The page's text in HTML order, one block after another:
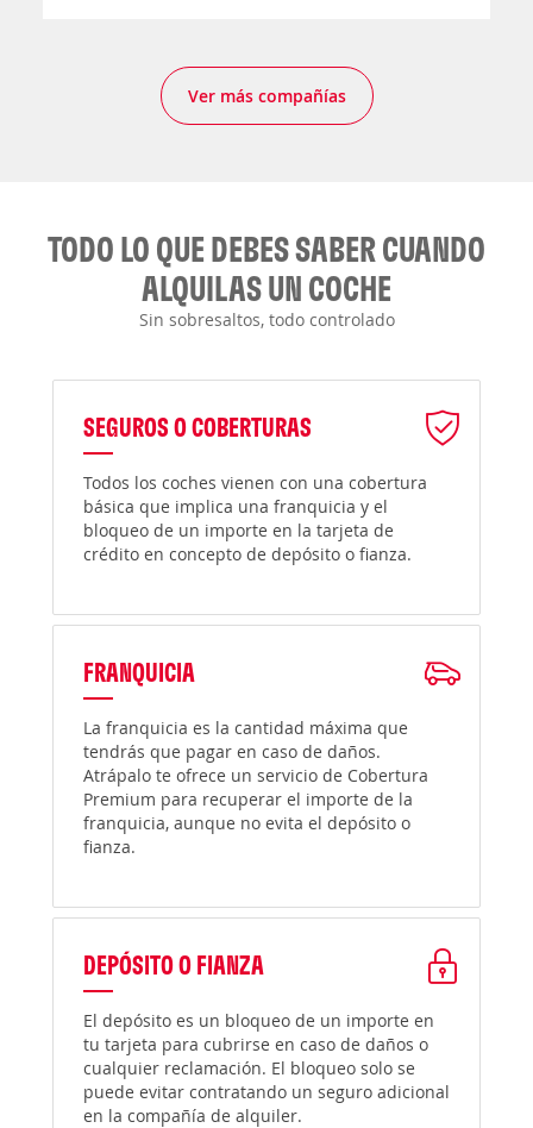
Ver más compañías
TODO LO QUE DEBES SABER CUANDO
ALQUILAS UN COCHE
Sin sobresaltos, todo controlado
SEGUROS O COBERTURAS
Todos los coches vienen con una cobertura
básica que implica una franquicia y el
bloqueo de un importe en la tarjeta de
crédito en concepto de depósito o fianza.
FRANQUICIA
La franquicia es la cantidad máxima que
tendrás que pagar en caso de daños.
Atrápalo te ofrece un servicio de Cobertura
Premium para recuperar el importe de la
franquicia, aunque no evita el depósito o
fianza.
DEPÓSITO O FIANZA
El depósito es un bloqueo de un importe en
tu tarjeta para cubrirse en caso de daños o
cualquier reclamación. El bloqueo solo se
puede evitar contratando un seguro adicional
en la compañía de alquiler.